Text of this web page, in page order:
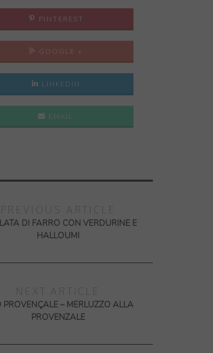
PINTEREST
GOOGLE +
LINKEDIN
EMAIL
DI FARRO CON VERDURINE E
HALLOUMI
PROVENÇALE – MERLUZZO ALLA
PROVENZALE